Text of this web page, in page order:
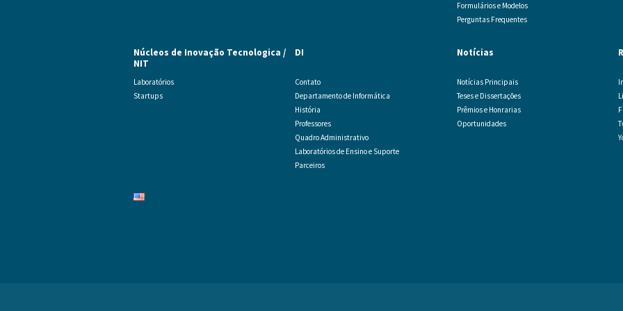
Formulários e Modelos
Perguntas Frequentes
Núcleos de Inovação Tecnologica /
NIT
Laboratórios
Startups
DI
Contato
Departamento de Informática
História
Professores
Quadro Administrativo
Laboratórios de Ensino e Suporte
Parceiros
Notícias
Notícias Principais
Teses e Dissertações
Prêmios e Honrarias
Oportunidades